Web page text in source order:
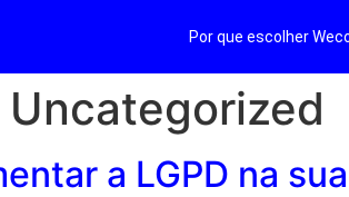
Por que escolher
Uncategorized
a LGPD na